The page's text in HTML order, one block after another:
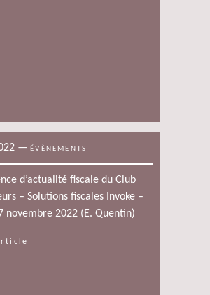
—ÉVÈNEMENTS
d’actualité fiscale du Club
– Solutions fiscales Invoke –
novembre 2022 (E. Quentin)